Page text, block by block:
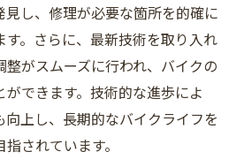
見し、修理が必要な箇所を的確に
す。さらに、最新技術を取り入れ
整がスムーズに行われ、バイクの
できます。技術的な進歩によ
向上し、長期的なバイクライフを
されています。